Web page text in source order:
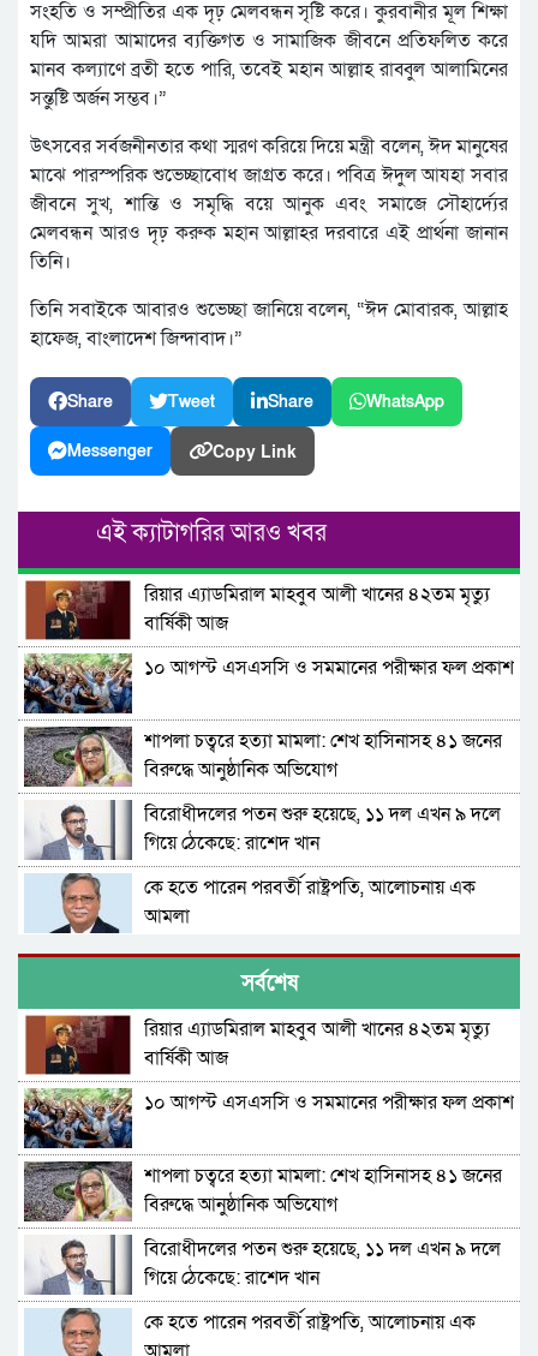
সংহতি ও সম্প্রীতির এক দৃঢ় মেলবন্ধন সৃষ্টি করে। কুরবানীর মূল শিক্ষা
যদি আমরা আমাদের ব্যক্তিগত ও সামাজিক জীবনে প্রতিফলিত করে
মানব কল্যাণে ব্রতী হতে পারি, তবেই মহান আল্লাহ রাব্বুল আলামিনের
সন্তুষ্টি অর্জন সম্ভব।”
উৎসবের সর্বজনীনতার কথা স্মরণ করিয়ে দিয়ে মন্ত্রী বলেন, ঈদ মানুষের
মাঝে পারস্পরিক শুভেচ্ছাবোধ জাগ্রত করে। পবিত্র ঈদুল আযহা সবার
জীবনে সুখ, শান্তি ও সমৃদ্ধি বয়ে আনুক এবং সমাজে সৌহার্দ্যের
মেলবন্ধন আরও দৃঢ় করুক মহান আল্লাহর দরবারে এই প্রার্থনা জানান
তিনি।
তিনি সবাইকে আবারও শুভেচ্ছা জানিয়ে বলেন, “ঈদ মোবারক, আল্লাহ
হাফেজ, বাংলাদেশ জিন্দাবাদ।”
Share Tweet Share WhatsApp
Messenger Copy Link
এই ক্যাটাগরির আরও খবর
রিয়ার এ্যাডমিরাল মাহবুব আলী খানের ৪২তম মৃত্যু
বার্ষিকী আজ
১০ আগস্ট এসএসসি ও সমমানের পরীক্ষার ফল প্রকাশ
শাপলা চত্বরে হত্যা মামলা: শেখ হাসিনাসহ ৪১ জনের
বিরুদ্ধে আনুষ্ঠানিক অভিযোগ
বিরোধীদলের পতন শুরু হয়েছে, ১১ দল এখন ৯ দলে
গিয়ে ঠেকেছে: রাশেদ খান
কে হতে পারেন পরবর্তী রাষ্ট্রপতি, আলোচনায় এক
আমলা
সিলেটে আদলত চত্বরে শিশু ফাহিমা হত্যা মামলার
আসামির ওপর ফের হামলা
এআই দিয়ে অশালীন ছবি ছড়ানোর অভিযোগ
সিলেটের কনটেন্ট ক্রিয়েটর রাফিয়ার
শাবিপ্রবিতে শিক্ষার্থীকে মারধর: ছাত্রদল নেতা হাসিবুর
সিলেটের ভাঙাচোরা সড়ক নিয়ে সিসিক প্রশাসকের
ক্ষোভ, দ্রুত সংস্কারের আহ্বান
নারী-কাণ্ডে জামায়াত থেকে বহিস্কার এমপি গাজী
নজরুল
সিলেটে ভাড়াটিয়াকে ‘ধর্ষণ’, কলোনির মালিক
সর্বশেষ
রিয়ার এ্যাডমিরাল মাহবুব আলী খানের ৪২তম মৃত্যু
বার্ষিকী আজ
১০ আগস্ট এসএসসি ও সমমানের পরীক্ষার ফল প্রকাশ
শাপলা চত্বরে হত্যা মামলা: শেখ হাসিনাসহ ৪১ জনের
বিরুদ্ধে আনুষ্ঠানিক অভিযোগ
বিরোধীদলের পতন শুরু হয়েছে, ১১ দল এখন ৯ দলে
গিয়ে ঠেকেছে: রাশেদ খান
কে হতে পারেন পরবর্তী রাষ্ট্রপতি, আলোচনায় এক